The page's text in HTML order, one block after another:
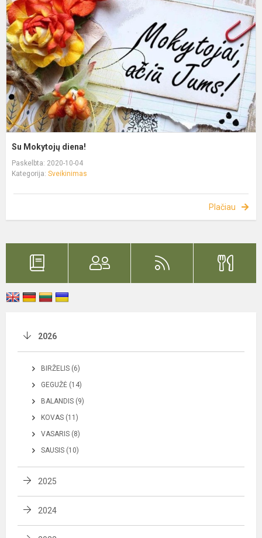
Su Mokytojų diena!
Paskelbta: 2020-10-04
Kategorija: Sveikinimas
Plačiau
2026
BIRŽELIS (6)
GEGUŽĖ (14)
BALANDIS (9)
KOVAS (11)
VASARIS (8)
SAUSIS (10)
2025
2024